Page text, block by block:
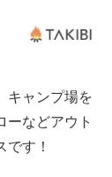
キャンプ場を
ーなどアウト
です！